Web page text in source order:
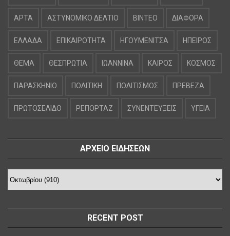
ΑΡΤΑ ΑΣΤΥΝΟΜΙΚΟ ΔΕΛΤΙΟ ΒΙΝΤΕΟ ΔΙΑΦΟΡΑ
ΕΛΛΑΔΑ ΕΠΙΚΑΙΡΟΤΗΤΑ ΗΓΟΥΜΕΝΙΤΣΑ ΗΠΕΙΡΟΣ
ΘΕΜΑ ΘΕΣΠΡΩΤΙΑ ΙΩΑΝΝΙΝΑ ΚΑΙΡΟΣ ΚΟΣΜΟΣ
ΠΑΡΑΣΚΗΝΙΟ ΠΟΛΙΤΙΚΗ ΠΟΛΙΤΙΣΜΟΣ ΠΡΕΒΕΖΑ
ΠΡΩΤΟΣΕΛΙΔΟ ΡΕΠΟΡΤΑΖ ΣΥΝΕΝΤΕΥΞΕΙΣ ΥΓΕΙΑ
ΑΡΧΕΙΟ ΕΙΔΗΣΕΩΝ
RECENT POST